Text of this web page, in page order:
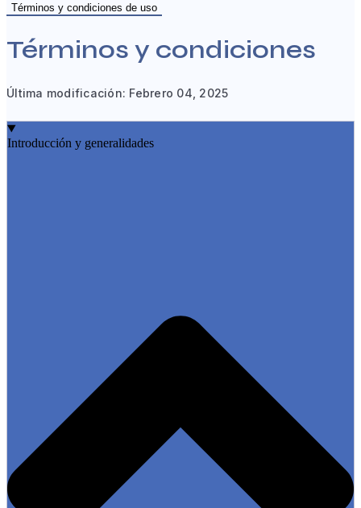
Términos y condiciones de uso
Términos y condiciones
Última modificación: Febrero 04, 2025
Introducción y generalidades